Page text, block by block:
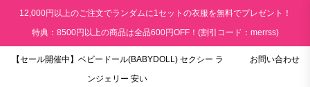
12,000円以上のご注文でランダムに1セットの衣服を無料でプレゼント！
特典：8500円以上の商品は全品600円OFF！(割引コード：merrss)
【セール開催中】ベビードール(BABYDOLL) セクシー ラ
ンジェリー 安い
お問い合わせ